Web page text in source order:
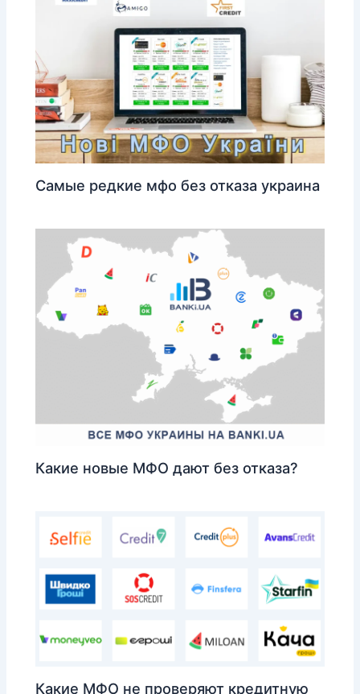
Самые редкие мфо без отказа украина
Какие новые МФО дают без отказа?
Какие МФО не проверяют кредитную